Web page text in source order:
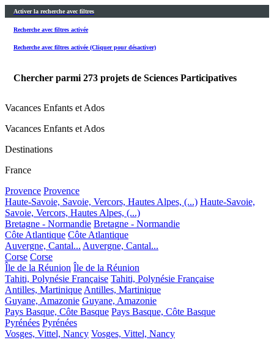
Activer la recherche avec filtres
Recherche avec filtres activée
Recherche avec filtres activée (Cliquer pour désactiver)
Chercher parmi 273 projets de Sciences Participatives
Vacances Enfants et Ados
Vacances Enfants et Ados
Destinations
France
Provence Provence
Haute-Savoie, Savoie, Vercors, Hautes Alpes, (...) Haute-Savoie,
Savoie, Vercors, Hautes Alpes, (...)
Bretagne - Normandie Bretagne - Normandie
Côte Atlantique Côte Atlantique
Auvergne, Cantal... Auvergne, Cantal...
Corse Corse
Île de la Réunion Île de la Réunion
Tahiti, Polynésie Française Tahiti, Polynésie Française
Antilles, MartiniqueAntilles, Martinique
Guyane, Amazonie Guyane, Amazonie
Pays Basque, Côte Basque Pays Basque, Côte Basque
Pyrénées Pyrénées
Vosges, Vittel, Nancy Vosges, Vittel, Nancy